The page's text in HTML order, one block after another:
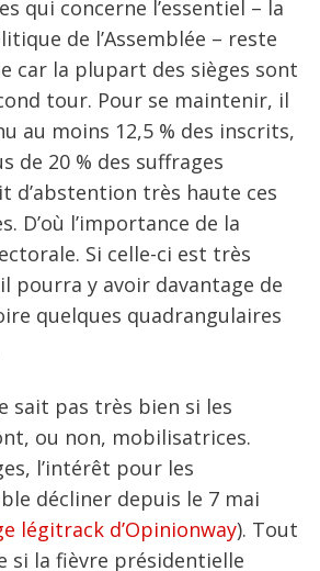
qui concerne l’essentiel – la
de l’Assemblée – reste
car la plupart des sièges sont
tour. Pour se maintenir, il
au moins 12,5 % des inscrits,
de 20 % des suffrages
d’abstention très haute ces
D’où l’importance de la
Si celle-ci est très
pourra y avoir davantage de
quelques quadrangulaires
sait pas très bien si les
ou non, mobilisatrices.
l’intérêt pour les
décliner depuis le 7 mai
légitrack d’Opinionway). Tout
si la fièvre présidentielle